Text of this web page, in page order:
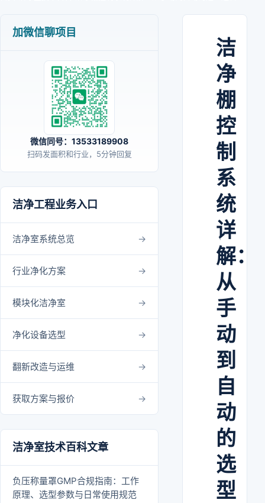
加微信聊项目
微信同号：13533189908
扫码发面积和行业，5分钟回复
洁净工程业务入口
洁净室系统总览
行业净化方案
模块化洁净室
净化设备选型
翻新改造与运维
获取方案与报价
洁净室技术百科文章
负压称量罩GMP合规指南：工作
原理、选型参数与日常使用规范
洁
净
棚
控
制
系
统
详
解：
从
手
动
到
自
动
的
选
型